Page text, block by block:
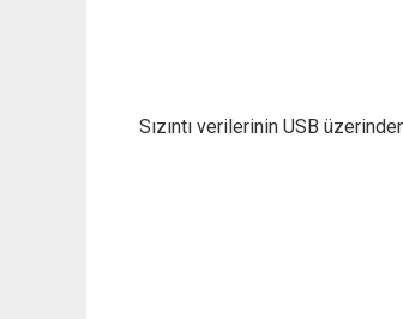
Sızıntı verilerinin USB